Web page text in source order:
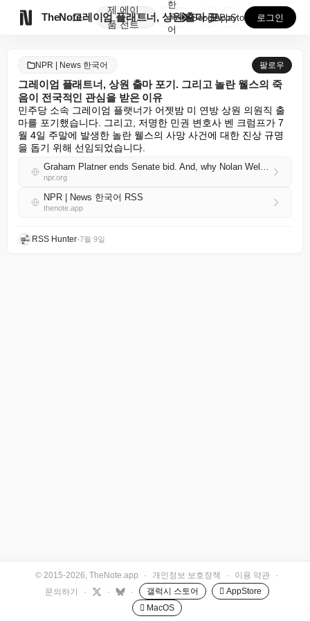
TheNote
제
품
에이
전트
그레이엄 플래트너, 상원 출마 포기. 그리고 놀란 웰스...
한
국
어
GooglePlay
AppStore 로그인
NPR | News 한국어 팔로우
그레이엄 플래트너, 상원 출마 포기. 그리고 놀란 웰스의 죽
음이 전국적인 관심을 받은 이유
민주당 소속 그레이엄 플랫너가 어젯밤 미 연방 상원 의원직 출
마를 포기했습니다. 그리고, 저명한 민권 변호사 벤 크럼프가 7
월 4일 주말에 발생한 놀란 웰스의 사망 사건에 대한 진상 규명
을 돕기 위해 선임되었습니다.
Graham Platner ends Senate bid. And, why Nolan Wells' death captured national attention
npr.org
NPR | News 한국어 RSS
thenote.app
RSS Hunter•7월 9일
© 2015-2026, TheNote.app · 개인정보 보호정책 · 이용 약관
·
문의하기
· · · 갤럭시 스토어
 AppStore
 MacOS